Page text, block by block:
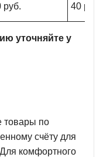
руб. 40 руб.
уточняйте у
товары по
счёту для
комфортного